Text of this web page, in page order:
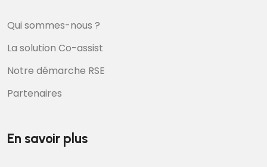
Qui sommes-nous ?
La solution Co-assist
Notre démarche RSE
Partenaires
En savoir plus